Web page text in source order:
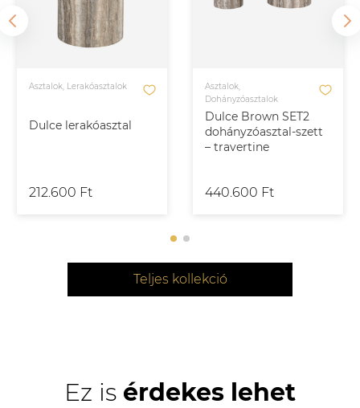
Dulce lerakóasztal
Asztalok, Lerakóasztalok
212.600 Ft
Dulce Brown SET2
dohányzóasztal-szett
– travertine
Asztalok,
Dohányzóasztalok
440.600 Ft
Teljes kollekció
Ez is érdekes lehet